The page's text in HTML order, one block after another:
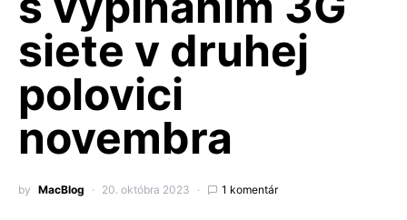
siete v druhej
polovici
novembra
by MacBlog 20. októbra 2023 1 komentár